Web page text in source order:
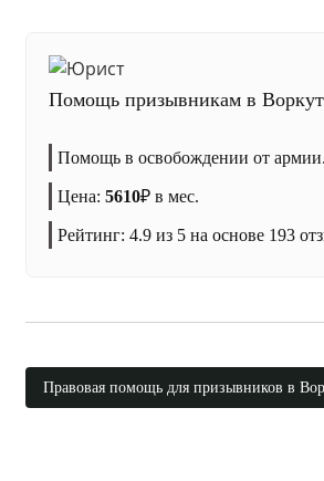
Помощь призывникам в
Помощь в освобождении от армии.
Цена: 5610₽ в мес.
Рейтинг: 4.9 из 5 на основе 193
Правовая помощь для призывников в